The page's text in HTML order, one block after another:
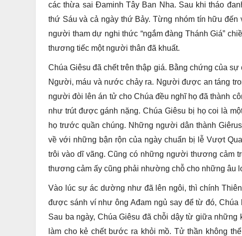
các thừa sai Đaminh Tây Ban Nha. Sau khi tháo
thứ Sáu và cả ngày thứ Bảy. Từng nhóm tín hữu đến
người tham dự nghi thức “ngắm đàng Thánh Giá”
thương tiếc một người thân đã khuất.
Chúa Giêsu đã chết trên thập giá. Bằng chứng của
Người, máu và nước chảy ra. Người được an táng
người đòi lên án tử cho Chúa đều nghĩ họ đã thành
như trút được gánh nặng. Chúa Giêsu bị họ coi là
họ trước quần chúng. Những người dân thành
về với những bận rộn của ngày chuẩn bị lễ Vượt
trôi vào dĩ vãng. Cũng có những người thương cảm
thương cảm ấy cũng phải nhường chỗ cho những âu
Vào lúc sự ác dường như đã lên ngôi, thì chính
được sánh ví như ông Ađam ngủ say để từ đó,
Sau ba ngày, Chúa Giêsu đã chỗi dậy từ giữa những
làm cho kẻ chết bước ra khỏi mồ. Tử thần không